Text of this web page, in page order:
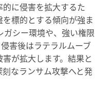
に侵害を拡大するた
標的とする傾向が強ま
ガシー環境や、強い権限
害後はラテラルムーブ
が拡大します。結果と
なランサム攻撃へと発